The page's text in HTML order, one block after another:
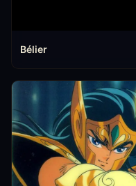
Bélier